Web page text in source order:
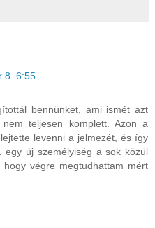
8. 6:55
bennünket, ami ismét azt
teljesen komplett. Azon a
levenni a jelmezét, és így
egy új személyiség a sok közül
végre megtudhattam mért